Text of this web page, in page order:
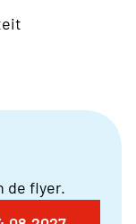
de flyer.